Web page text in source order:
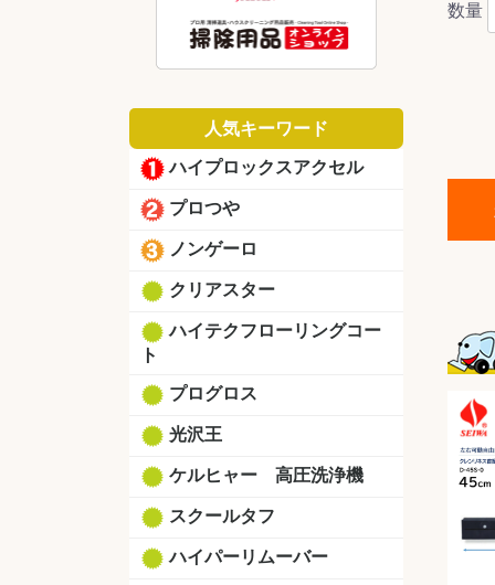
人気キーワード
ハイプロックスアクセル
プロつや
ノンゲーロ
クリアスター
ハイテクフローリングコー
ト
プログロス
光沢王
ケルヒャー 高圧洗浄機
スクールタフ
ハイパーリムーバー
数量